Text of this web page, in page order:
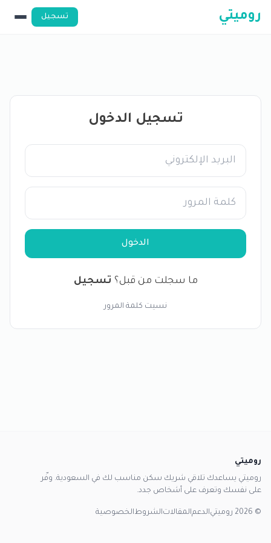
روميتي تسجيل
تسجيل الدخول
الدخول
ما سجلت من قبل؟ تسجيل
نسيت كلمة المرور
روميتي
روميتي يساعدك تلاقي شريك سكن مناسب لك في السعودية. وفّر
على نفسك وتعرف على أشخاص جدد.
© 2026 روميتي الدعمالمقالاتالشروطالخصوصية